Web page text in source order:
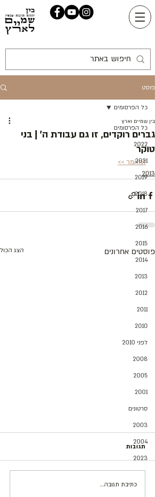
פוסט
כל הפרסומים
2022
2021
2019
2018
2017
2016
2015
2014
2013
2012
2011
2010
לפני 2010
2008
2005
2001
סרטונים
2003
2004
2023
כל הפרסומים
גברים רוקדים, זו גם עבודת ה' | בני
טוקר
בין שמיים וארץ
למאמר >>
2013
פוסטים אחרונים הצג הכול
תגובות
כתיבת תגובה...